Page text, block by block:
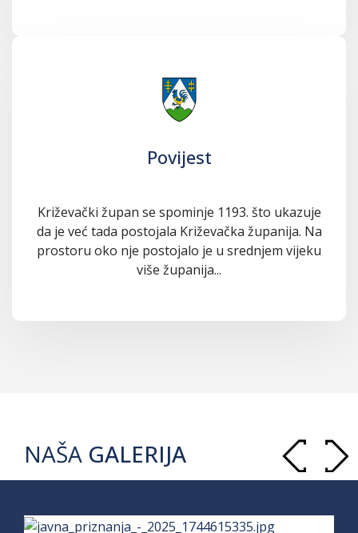
Povijest
Križevački župan se spominje 1193. što ukazuje
da je već tada postojala Križevačka županija. Na
prostoru oko nje postojalo je u srednjem vijeku
više županija...
NAŠA GALERIJA